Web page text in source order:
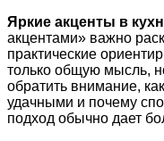
Яркие акценты в
акцентами» важно
практические
только общую мысль,
обратить внимание,
удачными и почему
подход обычно дает